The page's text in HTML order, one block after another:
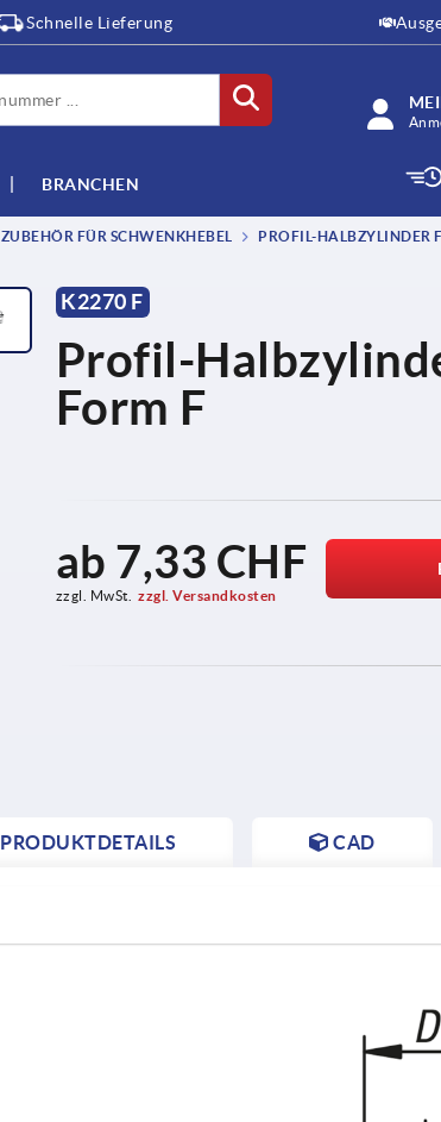
Schnelle Lieferung
BRANCHEN
ZUBEHÖR FÜR SCHWENKHEBEL
PROFIL-HALBZYLINDER
K2270 F
Profil-
Form F
ab 7,33 CHF
zzgl. MwSt. zzgl. Versandkosten
PRODUKTDETAILS CAD